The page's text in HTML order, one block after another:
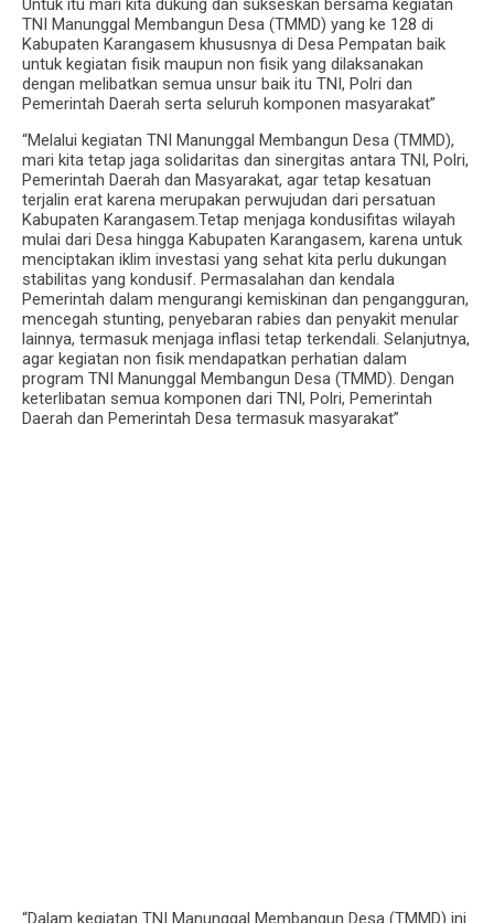
Untuk itu mari kita dukung dan sukseskan bersama kegiatan
TNI Manunggal Membangun Desa (TMMD) yang ke 128 di
Kabupaten Karangasem khususnya di Desa Pempatan baik
untuk kegiatan fisik maupun non fisik yang dilaksanakan
dengan melibatkan semua unsur baik itu TNI, Polri dan
Pemerintah Daerah serta seluruh komponen masyarakat”
“Melalui kegiatan TNI Manunggal Membangun Desa (TMMD),
mari kita tetap jaga solidaritas dan sinergitas antara TNI, Polri,
Pemerintah Daerah dan Masyarakat, agar tetap kesatuan
terjalin erat karena merupakan perwujudan dari persatuan
Kabupaten Karangasem.Tetap menjaga kondusifitas wilayah
mulai dari Desa hingga Kabupaten Karangasem, karena untuk
menciptakan iklim investasi yang sehat kita perlu dukungan
stabilitas yang kondusif. Permasalahan dan kendala
Pemerintah dalam mengurangi kemiskinan dan pengangguran,
mencegah stunting, penyebaran rabies dan penyakit menular
lainnya, termasuk menjaga inflasi tetap terkendali. Selanjutnya,
agar kegiatan non fisik mendapatkan perhatian dalam
program TNI Manunggal Membangun Desa (TMMD). Dengan
keterlibatan semua komponen dari TNI, Polri, Pemerintah
Daerah dan Pemerintah Desa termasuk masyarakat”
“Dalam kegiatan TNI Manunggal Membangun Desa (TMMD) ini